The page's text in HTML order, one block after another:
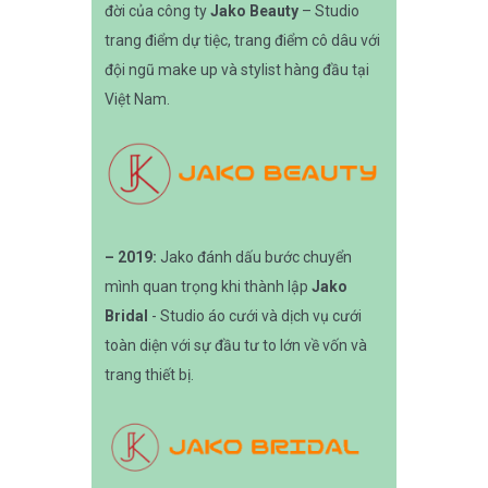
đời của công tyJako Beauty – Studio
trang điểm dự tiệc, trang điểm cô dâu với
đội ngũ make up và stylist hàng đầu tại
Việt Nam.
– 2019: Jako đánh dấu bước chuyển
mình quan trọng khi thành lập Jako
Bridal - Studio áo cưới và dịch vụ cưới
toàn diện với sự đầu tư to lớn về vốn và
trang thiết bị.